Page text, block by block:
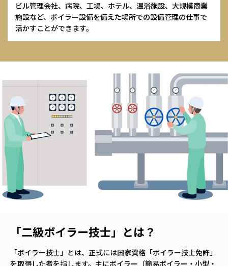
ビル管理会社、病院、工場、ホテル、温浴施設、大規模商業
施設など、ボイラー設備を備えた場所での設備管理の仕事で
活かすことができます。
「二級ボイラー技士」とは？
「ボイラー技士」とは、正式には国家資格「ボイラー技士免許」
を取得した者を指します。主にボイラー（簡易ボイラー・小型・